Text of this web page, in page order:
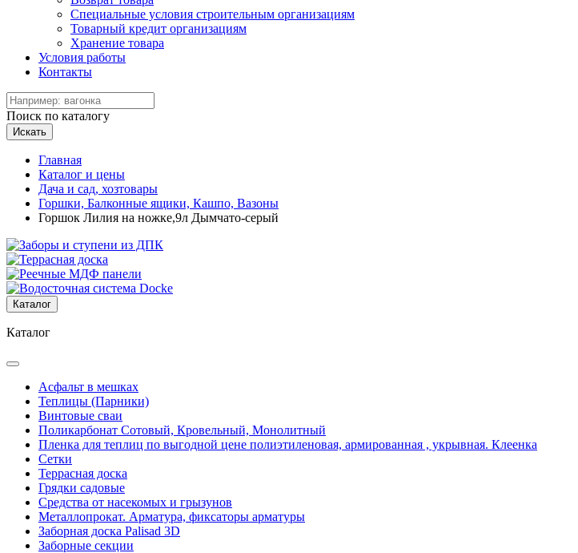
Специальные условия строительным организациям
Товарный кредит организациям
Хранение товара
Условия работы
Контакты
Поиск по каталогу
Искать
Главная
Каталог и цены
Дача и сад, хозтовары
Горшки, Балконные ящики, Кашпо, Вазоны
Горшок Лилия на ножке,9л Дымчато-серый
Каталог
Каталог
Асфальт в мешках
Теплицы (Парники)
Винтовые сваи
Поликарбонат Сотовый, Кровельный, Монолитный
Пленка для теплиц по выгодной цене полиэтиленовая, армированная , укрывная. Клеенка
Сетки
Террасная доска
Грядки садовые
Средства от насекомых и грызунов
Металлопрокат. Арматура, фиксаторы арматуры
Заборная доска Palisad 3D
Заборные секции